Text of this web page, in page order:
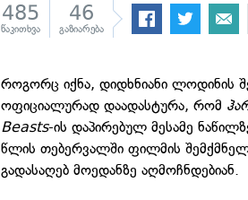
485
წაკითხვა
46
გაზიარება
როგორც იქნა, დიდხნიანი ლოდინის
ოფიციალურად დაადასტურა, რომ
Beasts-ის დაპირებულ მესამე
წლის თებერვალში ფილმის
გადასაღებ მოედანზე აღმოჩნდებიან.